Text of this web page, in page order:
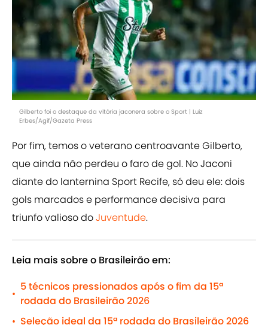
Gilberto foi o destaque da vitória jaconera sobre o Sport | Luiz
Erbes/Agif/Gazeta Press
Por fim, temos o veterano centroavante Gilberto,
que ainda não perdeu o faro de gol. No Jaconi
diante do lanternina Sport Recife, só deu ele: dois
gols marcados e performance decisiva para
triunfo valioso doJuventude.
Leia mais sobre o Brasileirão em:
•
5 técnicos pressionados após o fim da 15ª
rodada do Brasileirão 2026
• Seleção ideal da 15ª rodada do Brasileirão 2026